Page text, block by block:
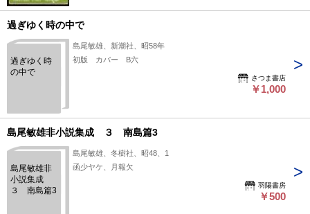
過ぎゆく時の中で
過ぎゆく時
の中で
島尾敏雄、新潮社、昭58年
初版 カバー B六
さつま書店
￥1,000
島尾敏雄非小説集成 ３ 南島篇3
島尾敏雄非
小説集成
３ 南島篇3
島尾敏雄、冬樹社、昭48、1
函少ヤケ、月報欠
羽陽書房
￥500